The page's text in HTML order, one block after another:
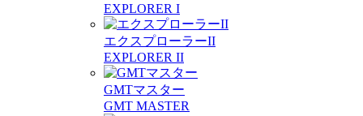
EXPLORER I
エクスプローラーII
EXPLORER II
GMTマスター
GMT MASTER